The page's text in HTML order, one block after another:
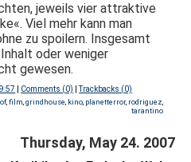
jeweils vier attraktive
Viel mehr kann man
zu spoilern. Insgesamt
oder weniger
gewesen.
Comments (0) |Trackbacks (0)
,film grindhouse kino, planetterror, rodriguez
tarantino
Thursday, May 24. 2007